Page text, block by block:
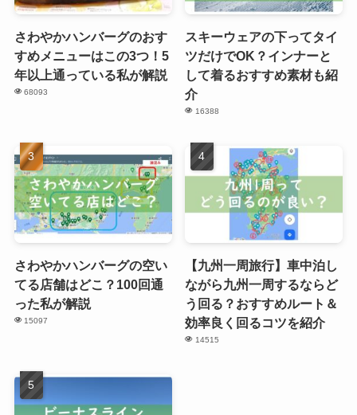
さわやかハンバーグのおす
すめメニューはこの3つ！5
年以上通っている私が解説
68093
スキーウェアの下ってタイ
ツだけでOK？インナーと
して着るおすすめ素材も紹
介
16388
さわやかハンバーグの空い
てる店舗はどこ？100回通
った私が解説
15097
【九州一周旅行】車中泊し
ながら九州一周するならど
う回る？おすすめルート＆
効率良く回るコツを紹介
14515